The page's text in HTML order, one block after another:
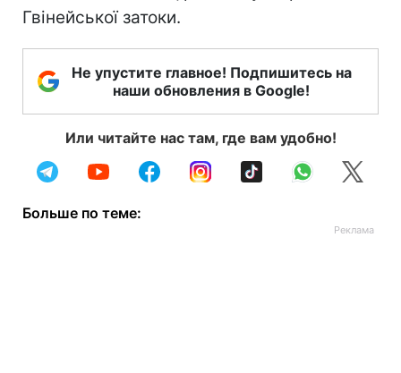
Гвінейської затоки.
Не упустите главное! Подпишитесь на
наши обновления в Google!
Или читайте нас там, где вам удобно!
Больше по теме: